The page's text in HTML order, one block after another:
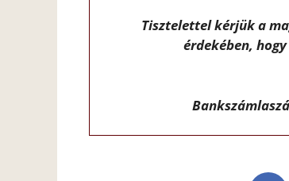
Tisztelettel kérjük a
érdekében,